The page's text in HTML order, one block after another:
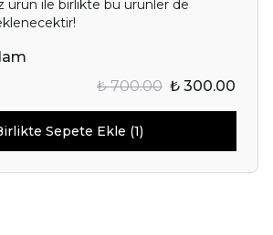
ürün ile birlikte bu ürünler de
₺ 700.00 ₺ 300.00
Sepete Ekle (1)